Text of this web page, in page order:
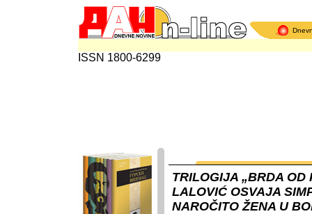
ISSN 1800-6299
TRILOGIJA „BRDA OD
LALOVIĆ OSVAJA
NAROČITO ŽENA U